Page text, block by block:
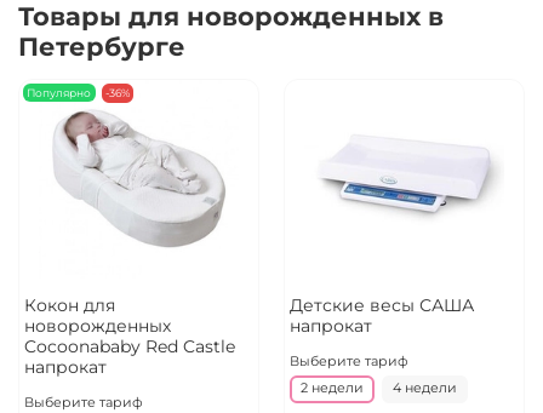
Товары для новорожденных в
Петербурге
Популярно -36%
Кокон для
новорожденных
Cocoonababy Red Castle
напрокат
Выберите тариф
Детские весы САША
напрокат
Выберите тариф
2 недели
4 недели